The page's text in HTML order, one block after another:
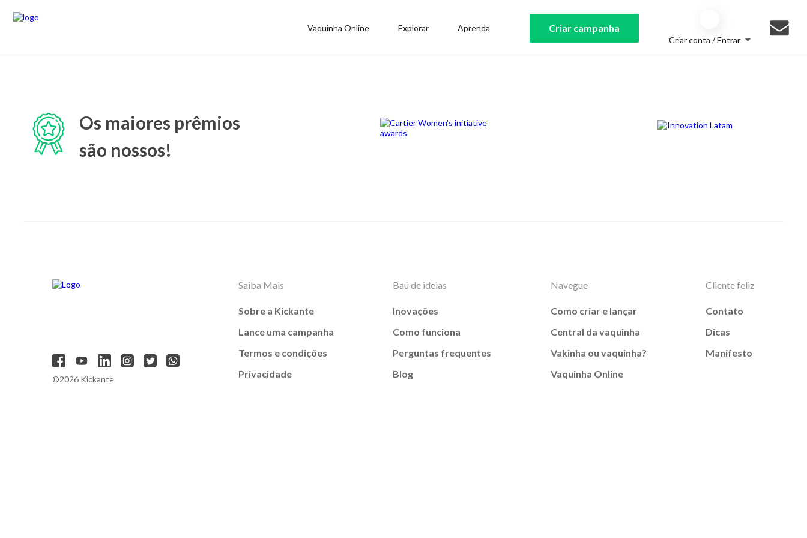
Vaquinha Online Explorar Aprenda Criar campanha
Criar conta / Entrar
Os maiores prêmios
são nossos!
©2026 Kickante
Saiba Mais
Sobre a Kickante
Lance uma campanha
Termos e condições
Privacidade
Baú de ideias
Inovações
Como funciona
Perguntas frequentes
Blog
Navegue
Como criar e lançar
Central da vaquinha
Vakinha ou vaquinha?
Vaquinha Online
Cliente feliz
Contato
Dicas
Manifesto